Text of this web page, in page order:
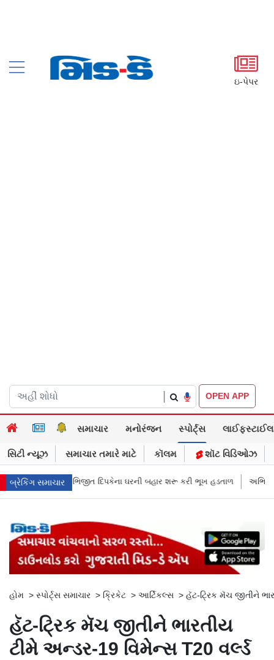
ઇ-પેપર
OPEN APP
સમાચાર મનોરંજન સ્પોર્ટ્સ લાઈફસ્ટાઈલ
સિટી ન્યૂઝ સમાચાર તમારે માટે કૉલમ શૉટ વિડિઓઝ
બ્રેકિંગ સમાચાર
ઘરની બહાર શરૂ કરી ભૂખ હડતાળ અભિજીત દિપકેએ CJPની નવી નીતિ
હોમ > સ્પોર્ટ્સ સમાચાર > ક્રિકેટ > આર્ટિકલ્સ > હૅટ-ટ્રિક મૅચ જીતીને
હૅટ-ટ્રિક મૅચ જીતીને ભારતીય
ટીમે અન્ડર-19 વિમેન્સ T20 વર્લ્ડ